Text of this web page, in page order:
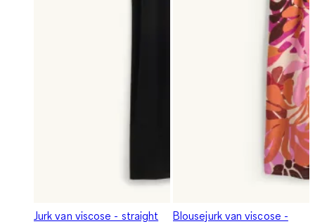
Jurk van viscose - straight
Blousejurk van viscose -